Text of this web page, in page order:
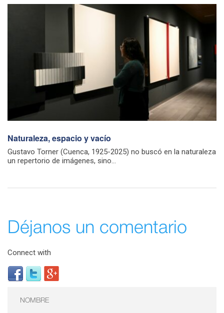
Naturaleza, espacio y vacío
Gustavo Torner (Cuenca, 1925-2025) no buscó en la naturaleza
un repertorio de imágenes, sino...
Déjanos un comentario
Connect with